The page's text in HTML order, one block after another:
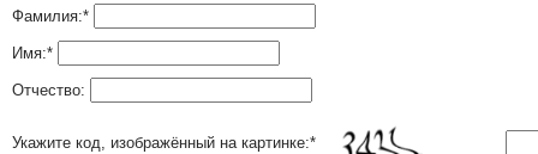
Фамилия:*
Имя:*
Отчество:
Укажите код, изображённый на картинке:*